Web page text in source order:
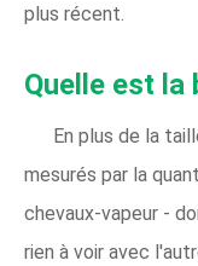
plus récent.
Quelle est la
En plus de la
mesurés par la
chevaux-vapeur -
rien à voir avec